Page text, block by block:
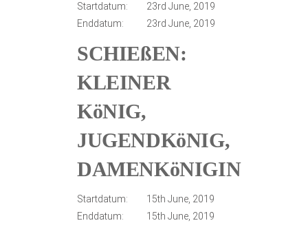
Startdatum:
23rd June, 2019
Enddatum:
23rd June, 2019
SCHIEßEN:
KLEINER
KöNIG,
JUGENDKöNIG,
DAMENKöNIGIN
Startdatum:
15th June, 2019
Enddatum:
15th June, 2019